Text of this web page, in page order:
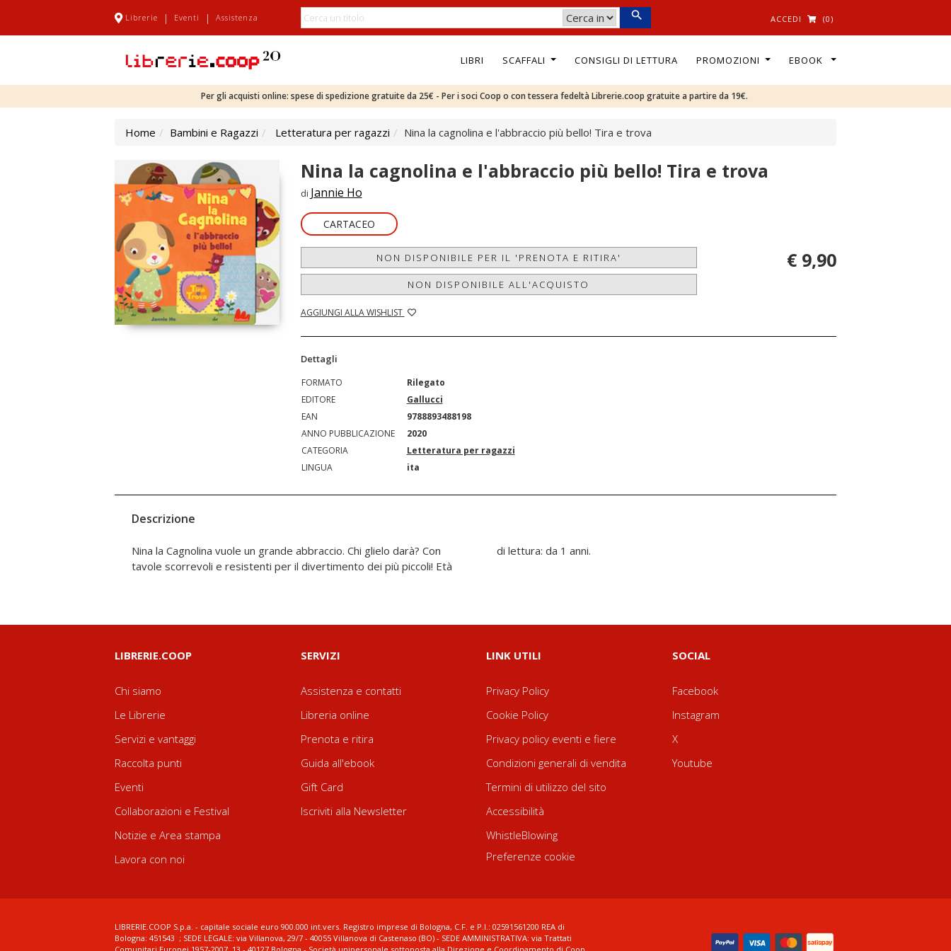
Librerie | Eventi | Assistenza ACCEDI (0)
LIBRI SCAFFALI CONSIGLI DI LETTURA PROMOZIONI EBOOK
Per gli acquisti online: spese di spedizione gratuite da 25€ - Per i soci Coop o con tessera fedeltà Librerie.coop gratuite a partire da 19€.
Home Bambini e Ragazzi Letteratura per ragazzi Nina la cagnolina e l'abbraccio più bello! Tira e trova
Nina la cagnolina e l'abbraccio più bello! Tira e trova
di Jannie Ho
CARTACEO
NON DISPONIBILE PER IL 'PRENOTA E RITIRA'
NON DISPONIBILE ALL'ACQUISTO
AGGIUNGI ALLA WISHLIST
€ 9,90
Dettagli
FORMATO
Rilegato
EDITORE
Gallucci
EAN
9788893488198
ANNO PUBBLICAZIONE
2020
CATEGORIA
Letteratura per ragazzi
LINGUA
ita
Descrizione
Nina la Cagnolina vuole un grande abbraccio. Chi glielo darà? Con
tavole scorrevoli e resistenti per il divertimento dei più piccoli! Età
di lettura: da 1 anni.
LIBRERIE.COOP
Chi siamo
Le Librerie
Servizi e vantaggi
Raccolta punti
Eventi
Collaborazioni e Festival
Notizie e Area stampa
Lavora con noi
SERVIZI
Assistenza e contatti
Libreria online
Prenota e ritira
Guida all'ebook
Gift Card
Iscriviti alla Newsletter
LINK UTILI
Privacy Policy
Cookie Policy
Privacy policy eventi e fiere
Condizioni generali di vendita
Termini di utilizzo del sito
Accessibilità
WhistleBlowing
Preferenze cookie
SOCIAL
Facebook
Instagram
X
Youtube
LIBRERIE.COOP S.p.a. - capitale sociale euro 900.000 int.vers. Registro imprese di Bologna, C.F. e P.I.: 02591561200 REA di
Bologna: 451543 ; SEDE LEGALE: via Villanova, 29/7 - 40055 Villanova di Castenaso (BO) - SEDE AMMINISTRATIVA: via Trattati